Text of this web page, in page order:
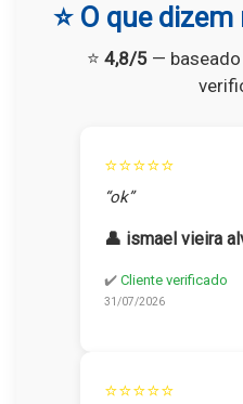
⭐ O que
⭐ 4,8/5 —
⭐⭐⭐⭐⭐
“ok”
👤 ismael vieira
✔️ Cliente verificado
31/07/2026
⭐⭐⭐⭐⭐